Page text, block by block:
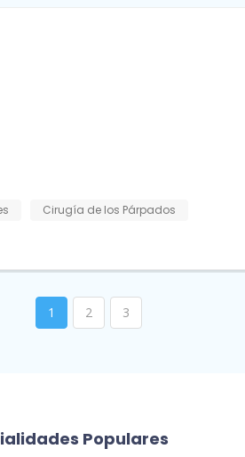
Cirugía de los Párpados
1 2 3
Populares